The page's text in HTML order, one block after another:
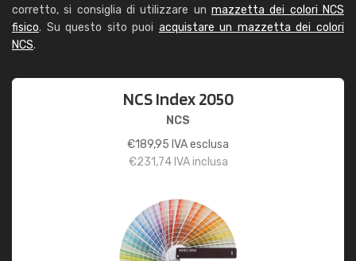
corretto, si consiglia di utilizzare un mazzetta dei colori NCS
fisico. Su questo sito puoi acquistare un mazzetta dei colori
NCS.
NCS Index 2050
NCS
€189,95 IVA esclusa
€231,74IVA inclusa